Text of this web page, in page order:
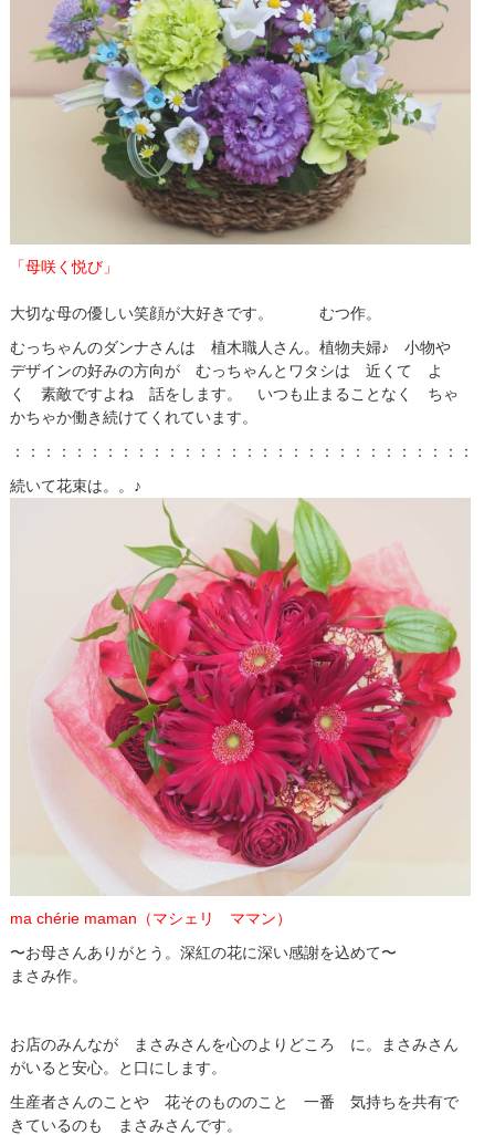
「母咲く悦び」
大切な母の優しい笑顔が大好きです。 むつ作。
むっちゃんのダンナさんは 植木職人さん。植物夫婦♪ 小物や
デザインの好みの方向が むっちゃんとワタシは 近くて よ
く 素敵ですよね 話をします。 いつも止まることなく ちゃ
かちゃか働き続けてくれています。
：：：：：：：：：：：：：：：：：：：：：：：：：：：：：：
続いて花束は。。♪
ma chérie maman（マシェリ ママン）
〜お母さんありがとう。深紅の花に深い感謝を込めて〜
まさみ作。
お店のみんなが まさみさんを心のよりどころ に。まさみさん
がいると安心。と口にします。
生産者さんのことや 花そのもののこと 一番 気持ちを共有で
きているのも まさみさんです。